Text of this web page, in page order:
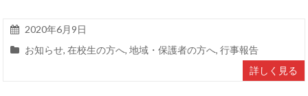
2020年6月9日
お知らせ,在校生の方へ,地域・保護者の方へ,行事報告
詳しく見る